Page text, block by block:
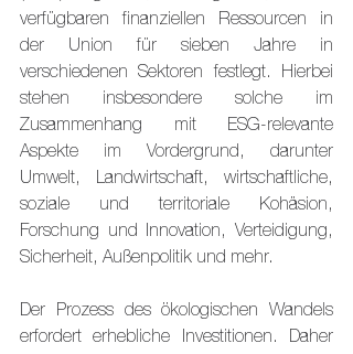
verfügbaren finanziellen Ressourcen in
der Union für sieben Jahre in
verschiedenen Sektoren festlegt. Hierbei
stehen insbesondere solche im
Zusammenhang mit ESG-relevante
Aspekte im Vordergrund, darunter
Umwelt, Landwirtschaft, wirtschaftliche,
soziale und territoriale Kohäsion,
Forschung und Innovation, Verteidigung,
Sicherheit, Außenpolitik und mehr.
Der Prozess des ökologischen Wandels
erfordert erhebliche Investitionen. Daher